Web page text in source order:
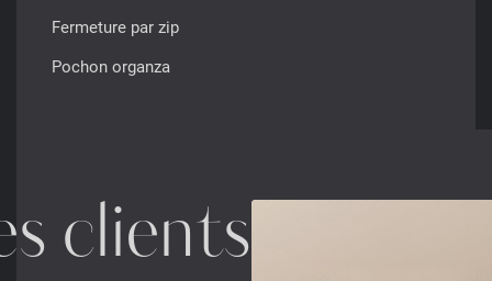
Fermeture par zip
Pochon organza
clients